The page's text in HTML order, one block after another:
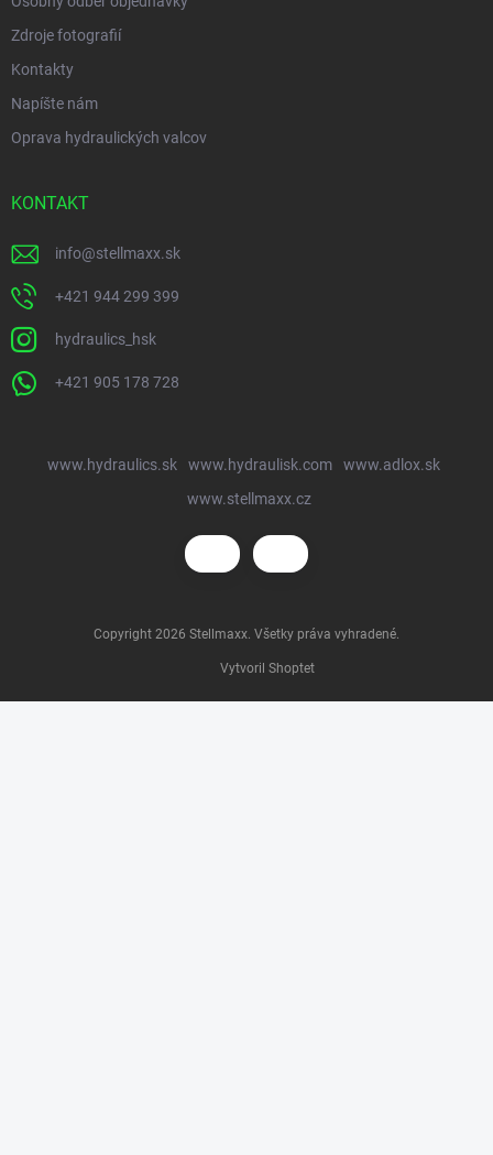
Zdroje fotografií
Kontakty
Napíšte nám
Oprava hydraulických valcov
KONTAKT
info@stellmaxx.sk
+421 944 299 399
hydraulics_hsk
+421 905 178 728
www.hydraulics.sk www.hydraulisk.com
www.adlox.sk
www.stellmaxx.cz
Vytvoril Shoptet
Copyright 2026 Stellmaxx. Všetky práva vyhradené.